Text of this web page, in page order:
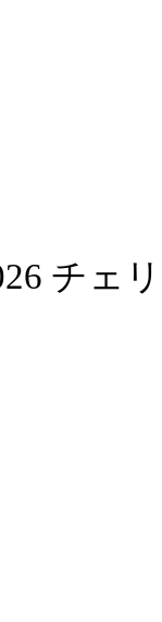
チェ